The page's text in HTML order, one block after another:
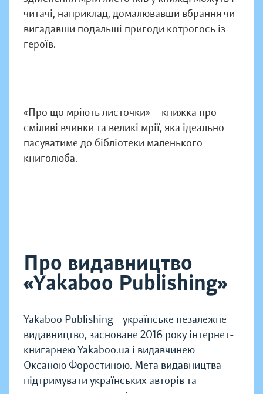
читачі, наприклад, домалювавши вбрання чи
вигадавши подальші пригоди котрогось із
героїв.
«Про що мріють листочки» — книжка про
сміливі вчинки та великі мрії, яка ідеально
пасуватиме до бібліотеки маленького
книголюба.
Про видавництво
«Yakaboo Publishing»
Yakaboo Publishing - українське незалежне
видавництво, засноване 2016 року інтернет-
книгарнею Yakaboo.ua і видавчинею
Оксаною Форостиною. Мета видавництва -
підтримувати українських авторів та